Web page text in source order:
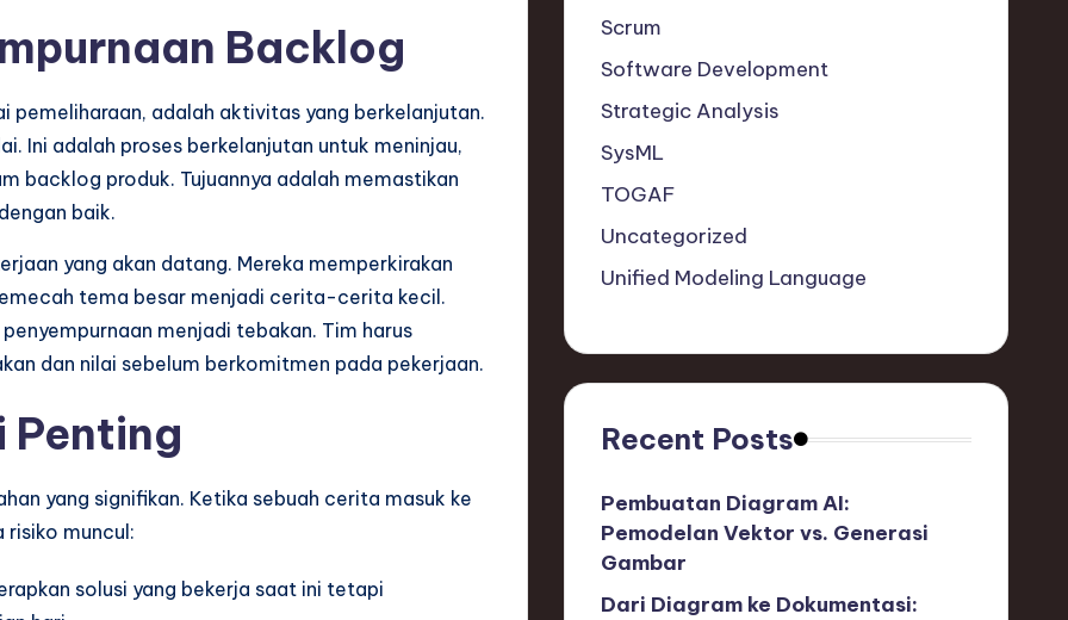
Backlog
pemeliharaan, adalah aktivitas yang berkelanjutan.
Ini adalah proses berkelanjutan untuk meninjau,
backlog produk. Tujuannya adalah memastikan
baik.
yang akan datang. Mereka memperkirakan
tema besar menjadi cerita-cerita kecil.
menjadi tebakan. Tim harus
dan nilai sebelum berkomitmen pada pekerjaan.
Penting
yang signifikan. Ketika sebuah cerita masuk ke
muncul:
solusi yang bekerja saat ini tetapi
Scrum
Software Development
Strategic Analysis
SysML
TOGAF
Uncategorized
Unified Modeling Language
Recent Posts
Pembuatan Diagram AI:
Pemodelan Vektor vs. Generasi
Gambar
Dari Diagram ke Dokumentasi: